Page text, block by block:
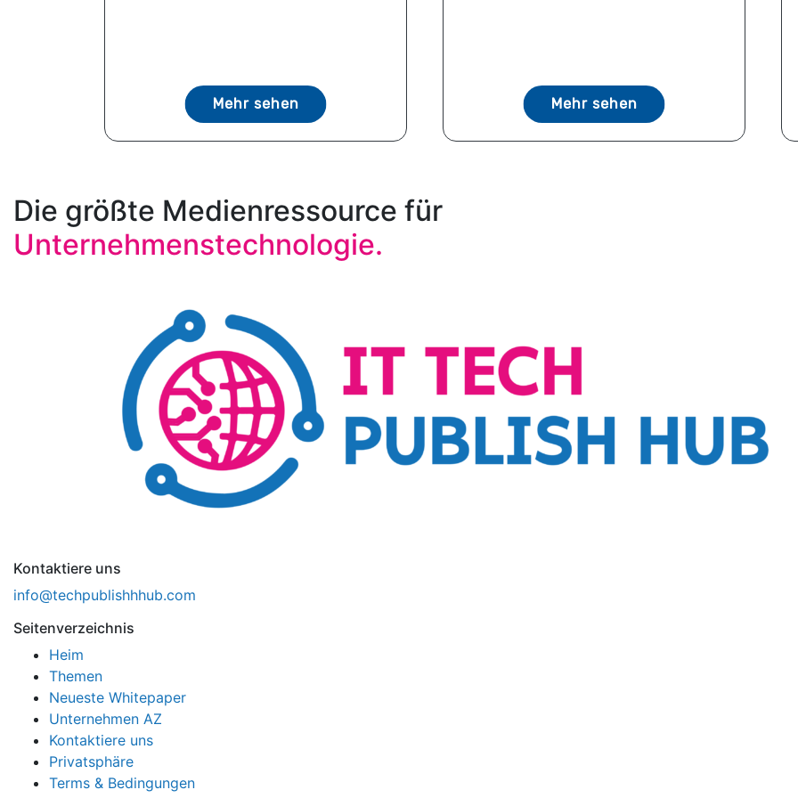
Mehr sehen Mehr sehen
Die größte Medienressource für
Unternehmenstechnologie.
Kontaktiere uns
info@techpublishhhub.com
Seitenverzeichnis
Heim
Themen
Neueste Whitepaper
Unternehmen AZ
Kontaktiere uns
Privatsphäre
Terms & Bedingungen